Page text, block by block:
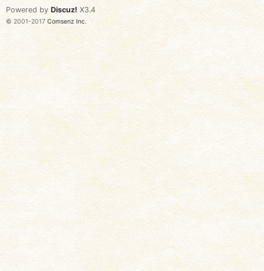
Powered by Discuz! X3.4
© 2001-2017 Comsenz Inc.